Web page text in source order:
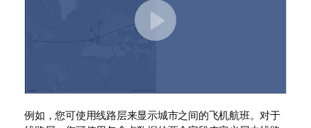
例如，您可使用线路层来显示城市之间的飞机航班。对于